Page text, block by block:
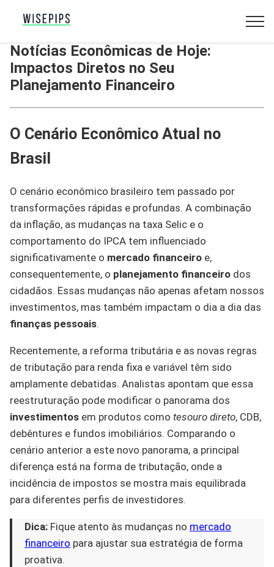
Notícias Econômicas de Hoje:
Impactos Diretos no Seu
Planejamento Financeiro
O Cenário Econômico Atual no
Brasil
O cenário econômico brasileiro tem passado por
transformações rápidas e profundas. A combinação
da inflação, as mudanças na taxa Selic e o
comportamento do IPCA tem influenciado
significativamente o mercado financeiro e,
consequentemente, o planejamento financeiro dos
cidadãos. Essas mudanças não apenas afetam nossos
investimentos, mas também impactam o dia a dia das
finanças pessoais.
Recentemente, a reforma tributária e as novas regras
de tributação para renda fixa e variável têm sido
amplamente debatidas. Analistas apontam que essa
reestruturação pode modificar o panorama dos
investimentos em produtos como tesouro direto, CDB,
debêntures e fundos imobiliários. Comparando o
cenário anterior a este novo panorama, a principal
diferença está na forma de tributação, onde a
incidência de impostos se mostra mais equilibrada
para diferentes perfis de investidores.
Dica: Fique atento às mudanças no mercado
financeiro para ajustar sua estratégia de forma
proativa.